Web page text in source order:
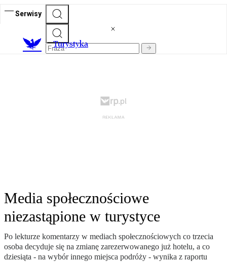
Serwisy
Turystyka
Media społecznościowe
niezastąpione w turystyce
Po lekturze komentarzy w mediach społecznościowych co trzecia
osoba decyduje się na zmianę zarezerwowanego już hotelu, a co
dziesiąta - na wybór innego miejsca podróży - wynika z raportu